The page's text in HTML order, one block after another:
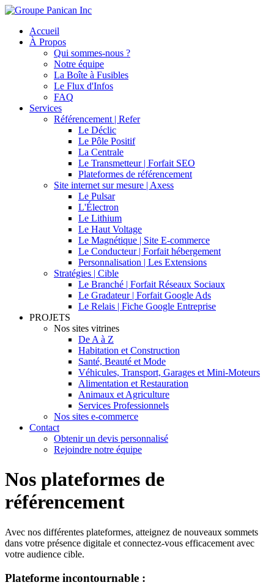
Accueil
À Propos
Qui sommes-nous ?
Notre équipe
La Boîte à Fusibles
Le Flux d'Infos
FAQ
Services
Référencement | Refer
Le Déclic
Le Pôle Positif
La Centrale
Le Transmetteur | Forfait SEO
Plateformes de référencement
Site internet sur mesure | Axess
Le Pulsar
L'Électron
Le Lithium
Le Haut Voltage
Le Magnétique | Site E-commerce
Le Conducteur | Forfait hébergement
Personnalisation | Les Extensions
Stratégies | Cible
Le Branché | Forfait Réseaux Sociaux
Le Gradateur | Forfait Google Ads
Le Relais | Fiche Google Entreprise
PROJETS
Nos sites vitrines
De A à Z
Habitation et Construction
Santé, Beauté et Mode
Véhicules, Transport, Garages et Mini-Moteurs
Alimentation et Restauration
Animaux et Agriculture
Services Professionnels
Nos sites e-commerce
Contact
Obtenir un devis personnalisé
Rejoindre notre équipe
Nos plateformes de
référencement
Avec nos différentes plateformes, atteignez de nouveaux sommets
dans votre présence digitale et connectez-vous efficacement avec
votre audience cible.
Plateforme incontournable :